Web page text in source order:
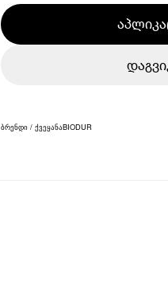
ბრენდი / ქვეყანაBIODUR